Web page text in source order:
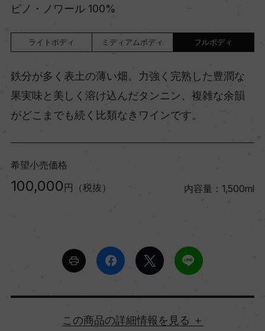
ピノ・ノワール 100%
ライトボディ ミディアムボディ フルボディ
鉄分が多く表土の薄い畑。力強く完熟した豊潤な
果実味と美しく溶け込んだタンニン、複雑な余韻
がどこまでも続く比類なきワインです。
希望小売価格
100,000 円（税抜） 内容量：1,500ml
詳細情報